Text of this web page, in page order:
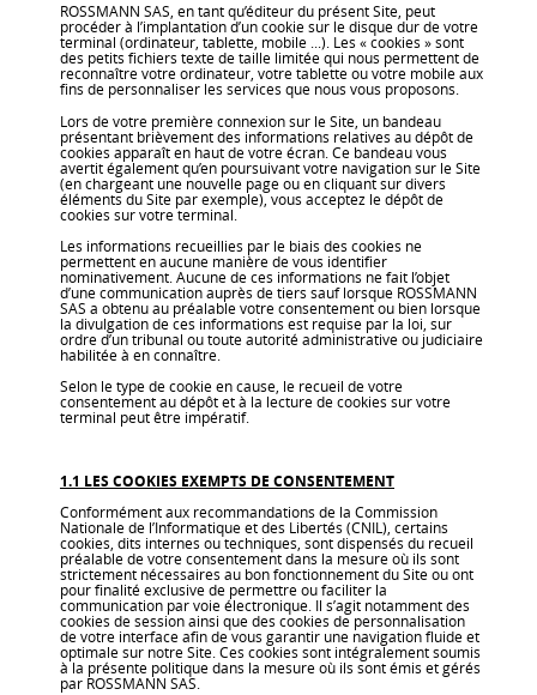
ROSSMANN SAS, en tant qu’éditeur du présent Site, peut
procéder à l’implantation d’un cookie sur le disque dur de votre
terminal (ordinateur, tablette, mobile ...). Les « cookies » sont
des petits fichiers texte de taille limitée qui nous permettent de
reconnaître votre ordinateur, votre tablette ou votre mobile aux
fins de personnaliser les services que nous vous proposons.
Lors de votre première connexion sur le Site, un bandeau
présentant brièvement des informations relatives au dépôt de
cookies apparaît en haut de votre écran. Ce bandeau vous
avertit également qu’en poursuivant votre navigation sur le Site
(en chargeant une nouvelle page ou en cliquant sur divers
éléments du Site par exemple), vous acceptez le dépôt de
cookies sur votre terminal.
Les informations recueillies par le biais des cookies ne
permettent en aucune manière de vous identifier
nominativement. Aucune de ces informations ne fait l’objet
d’une communication auprès de tiers sauf lorsque ROSSMANN
SAS a obtenu au préalable votre consentement ou bien lorsque
la divulgation de ces informations est requise par la loi, sur
ordre d’un tribunal ou toute autorité administrative ou judiciaire
habilitée à en connaître.
Selon le type de cookie en cause, le recueil de votre
consentement au dépôt et à la lecture de cookies sur votre
terminal peut être impératif.
1.1 LES COOKIES EXEMPTS DE CONSENTEMENT
Conformément aux recommandations de la Commission
Nationale de l’Informatique et des Libertés (CNIL), certains
cookies, dits internes ou techniques, sont dispensés du recueil
préalable de votre consentement dans la mesure où ils sont
strictement nécessaires au bon fonctionnement du Site ou ont
pour finalité exclusive de permettre ou faciliter la
communication par voie électronique. Il s’agit notamment des
cookies de session ainsi que des cookies de personnalisation
de votre interface afin de vous garantir une navigation fluide et
optimale sur notre Site. Ces cookies sont intégralement soumis
à la présente politique dans la mesure où ils sont émis et gérés
par ROSSMANN SAS.